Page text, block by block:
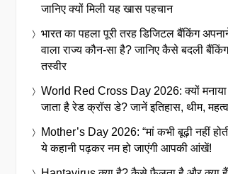
जानिए क्यों मिली यह खास पहचान
भारत का पहला पूरी तरह डिजिटल बैंकिंग
वाला राज्य कौन-सा है? जानिए कैसे बदली
तस्वीर
World Red Cross Day 2026: क्यों मनाया
जाता है रेड क्रॉस डे? जानें इतिहास, थीम, महत्व
Mother’s Day 2026: “मां कभी बूढ़ी नहीं
ये कहानी पढ़कर नम हो जाएंगी आपकी आंखें!